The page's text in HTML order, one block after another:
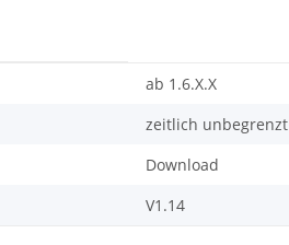
ab 1.6.X.X
zeitlich unbegrenzt
Download
V1.14